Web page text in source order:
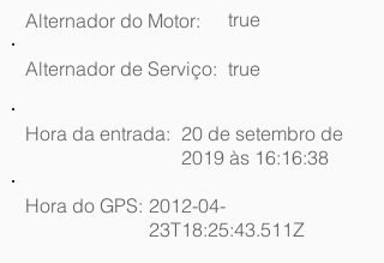
Alternador do Motor: true
Alternador de Serviço: true
Hora da entrada: 20 de setembro de
2019 às 16:16:38
Hora do GPS: 2012-04-
23T18:25:43.511Z